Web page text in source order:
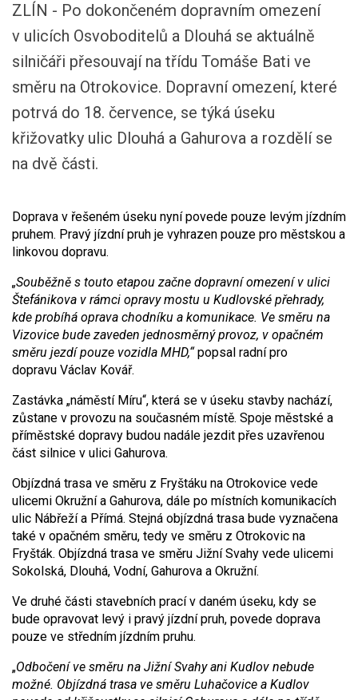
ZLÍN - Po dokončeném dopravním omezení
v ulicích Osvoboditelů a Dlouhá se aktuálně
silničáři přesouvají na třídu Tomáše Bati ve
směru na Otrokovice. Dopravní omezení, které
potrvá do 18. července, se týká úseku
křižovatky ulic Dlouhá a Gahurova a rozdělí se
na dvě části.
Doprava v řešeném úseku nyní povede pouze levým jízdním
pruhem. Pravý jízdní pruh je vyhrazen pouze pro městskou a
linkovou dopravu.
„Souběžně s touto etapou začne dopravní omezení v ulici
Štefánikova v rámci opravy mostu u Kudlovské přehrady,
kde probíhá oprava chodníku a komunikace. Ve směru na
Vizovice bude zaveden jednosměrný provoz, v opačném
směru jezdí pouze vozidla MHD,“popsal radní pro
dopravu Václav Kovář.
Zastávka „náměstí Míru“, která se v úseku stavby nachází,
zůstane v provozu na současném místě. Spoje městské a
příměstské dopravy budou nadále jezdit přes uzavřenou
část silnice v ulici Gahurova.
Objízdná trasa ve směru z Fryštáku na Otrokovice vede
ulicemi Okružní a Gahurova, dále po místních komunikacích
ulic Nábřeží a Přímá. Stejná objízdná trasa bude vyznačena
také v opačném směru, tedy ve směru z Otrokovic na
Fryšták. Objízdná trasa ve směru Jižní Svahy vede ulicemi
Sokolská, Dlouhá, Vodní, Gahurova a Okružní.
Ve druhé části stavebních prací v daném úseku, kdy se
bude opravovat levý i pravý jízdní pruh, povede doprava
pouze ve středním jízdním pruhu.
„Odbočení ve směru na Jižní Svahy ani Kudlov nebude
možné. Objízdná trasa ve směru Luhačovice a Kudlov